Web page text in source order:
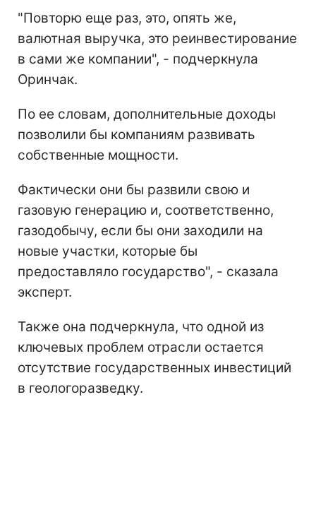
"Повторю еще раз, это, опять же,
валютная выручка, это реинвестирование
в сами же компании", - подчеркнула
Оринчак.
По ее словам, дополнительные доходы
позволили бы компаниям развивать
собственные мощности.
Фактически они бы развили свою и
газовую генерацию и, соответственно,
газодобычу, если бы они заходили на
новые участки, которые бы
предоставляло государство", - сказала
эксперт.
Также она подчеркнула, что одной из
ключевых проблем отрасли остается
отсутствие государственных инвестиций
в геологоразведку.